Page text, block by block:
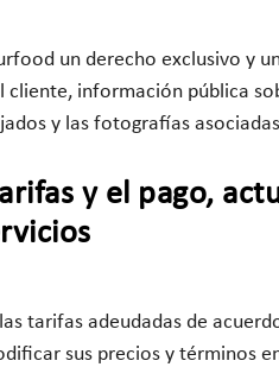
un derecho exclusivo y
información pública
y las fotografías
y el pago,
tarifas adeudadas de
sus precios y términos